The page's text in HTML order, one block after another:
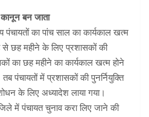
कानून बन जाता
पंचायतों का पांच साल का कार्यकाल खत्म
से छह महीने के लिए प्रशासकों की
का छह महीने का कार्यकाल खत्म होने
पंचायतों में प्रशासकों की पुनर्नियुक्ति
के लिए अध्यादेश लाया गया।
में पंचायत चुनाव करा लिए जाने की